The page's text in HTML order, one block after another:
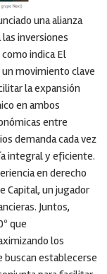
una alianza
inversiones
indica El
movimiento clave
la expansión
en ambos
entre
demanda cada vez
integral y eficiente.
en derecho
Capital, un jugador
Juntos,
que
los
buscan establecerse